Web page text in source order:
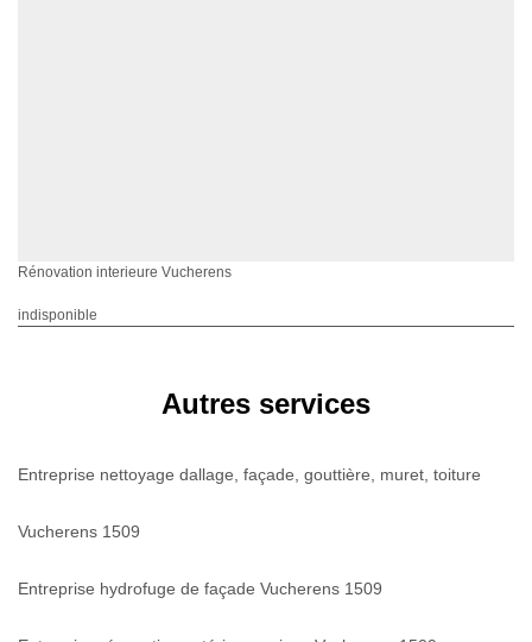
Rénovation interieure Vucherens
indisponible
Autres services
Entreprise nettoyage dallage, façade, gouttière, muret, toiture
Vucherens 1509
Entreprise hydrofuge de façade Vucherens 1509